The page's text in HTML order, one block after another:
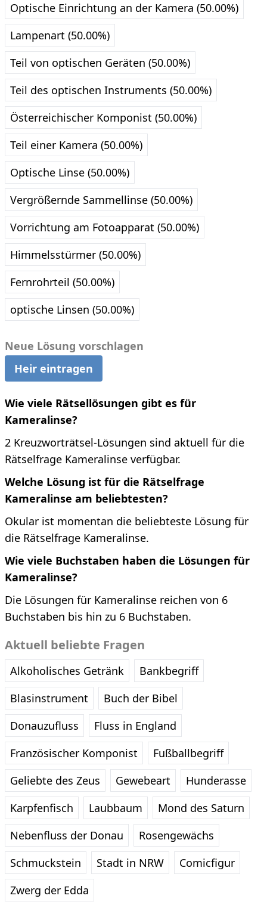
Optische Einrichtung an der Kamera (50.00%)
Lampenart (50.00%)
Teil von optischen Geräten (50.00%)
Teil des optischen Instruments (50.00%)
Österreichischer Komponist (50.00%)
Teil einer Kamera (50.00%)
Optische Linse (50.00%)
Vergrößernde Sammellinse (50.00%)
Vorrichtung am Fotoapparat (50.00%)
Himmelsstürmer (50.00%)
Fernrohrteil (50.00%)
optische Linsen (50.00%)
Neue Lösung vorschlagen
Heir eintragen
Wie viele Rätsellösungen gibt es für
Kameralinse?
2 Kreuzworträtsel-Lösungen sind aktuell für die
Rätselfrage Kameralinse verfügbar.
Welche Lösung ist für die Rätselfrage
Kameralinse am beliebtesten?
Okular ist momentan die beliebteste Lösung für
die Rätselfrage Kameralinse.
Wie viele Buchstaben haben die Lösungen für
Kameralinse?
Die Lösungen für Kameralinse reichen von 6
Buchstaben bis hin zu 6 Buchstaben.
Aktuell beliebte Fragen
Alkoholisches Getränk
Bankbegriff
Blasinstrument
Buch der Bibel
Donauzufluss
Fluss in England
Französischer Komponist
Fußballbegriff
Geliebte des Zeus
Gewebeart
Hunderasse
Karpfenfisch
Laubbaum
Mond des Saturn
Nebenfluss der Donau
Rosengewächs
Schmuckstein
Stadt in NRW
Comicfigur
Zwerg der Edda